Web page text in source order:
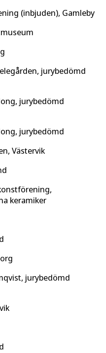
(inbjuden), Gamleby
jurybedömd
jurybedömd
jurybedömd
Västervik
keramiker
jurybedömd